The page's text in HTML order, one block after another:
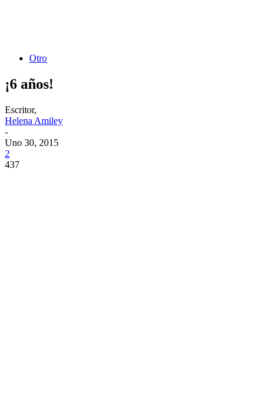
Otro
¡6 años!
Escritor,
Helena Amiley
-
Uno 30, 2015
2
437